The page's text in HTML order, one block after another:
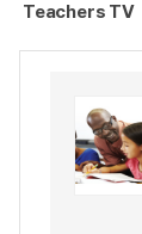
Teachers TV